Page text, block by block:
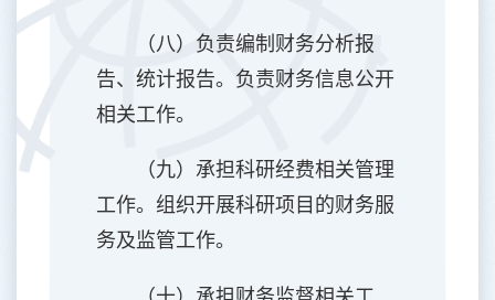
（八）负责编制财务分析报
告、统计报告。负责财务信息公开
相关工作。
（九）承担科研经费相关管理
工作。组织开展科研项目的财务服
务及监管工作。